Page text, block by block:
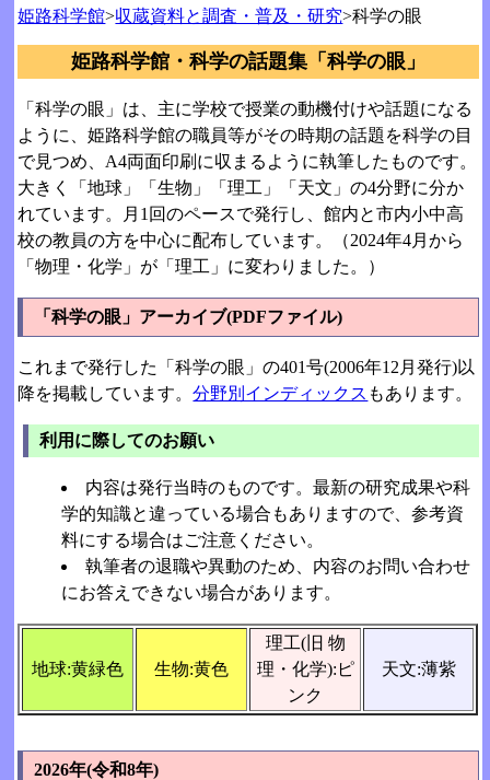
姫路科学館>収蔵資料と調査・普及・研究>科学の眼
姫路科学館・科学の話題集「科学の眼」
「科学の眼」は、主に学校で授業の動機付けや話題になる
ように、姫路科学館の職員等がその時期の話題を科学の目
で見つめ、A4両面印刷に収まるように執筆したものです。
大きく「地球」「生物」「理工」「天文」の4分野に分か
れています。月1回のペースで発行し、館内と市内小中高
校の教員の方を中心に配布しています。（2024年4月から
「物理・化学」が「理工」に変わりました。）
「科学の眼」アーカイブ(PDFファイル)
これまで発行した「科学の眼」の401号(2006年12月発行)以
降を掲載しています。分野別インディックス もあります。
利用に際してのお願い
内容は発行当時のものです。最新の研究成果や科
学的知識と違っている場合もありますので、参考資
料にする場合はご注意ください。
執筆者の退職や異動のため、内容のお問い合わせ
にお答えできない場合があります。
地球:黄緑色 生物:黄色
理工(旧 物
理・化学):ピ
ンク
天文:薄紫
2026年(令和8年)